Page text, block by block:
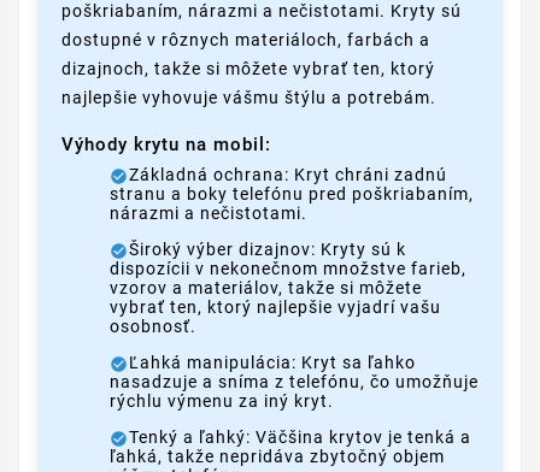
poškriabaním, nárazmi a nečistotami. Kryty sú
dostupné v rôznych materiáloch, farbách a
dizajnoch, takže si môžete vybrať ten, ktorý
najlepšie vyhovuje vášmu štýlu a potrebám.
Výhody krytu na mobil:
Základná ochrana: Kryt chráni zadnú
stranu a boky telefónu pred poškriabaním,
nárazmi a nečistotami.
Široký výber dizajnov: Kryty sú k
dispozícii v nekonečnom množstve farieb,
vzorov a materiálov, takže si môžete
vybrať ten, ktorý najlepšie vyjadrí vašu
osobnosť.
Ľahká manipulácia: Kryt sa ľahko
nasadzuje a sníma z telefónu, čo umožňuje
rýchlu výmenu za iný kryt.
Tenký a ľahký: Väčšina krytov je tenká a
ľahká, takže nepridáva zbytočný objem